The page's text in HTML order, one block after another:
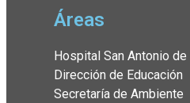
Áreas
Hospital San Antonio de
Dirección de Educación
Secretaría de Ambiente